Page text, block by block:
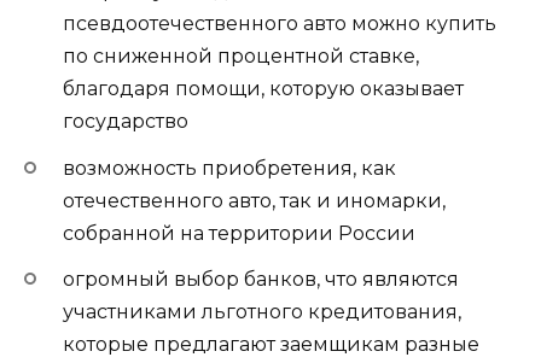
псевдоотечественного авто можно купить
по сниженной процентной ставке,
благодаря помощи, которую оказывает
государство
возможность приобретения, как
отечественного авто, так и иномарки,
собранной на территории России
огромный выбор банков, что являются
участниками льготного кредитования,
которые предлагают заемщикам разные